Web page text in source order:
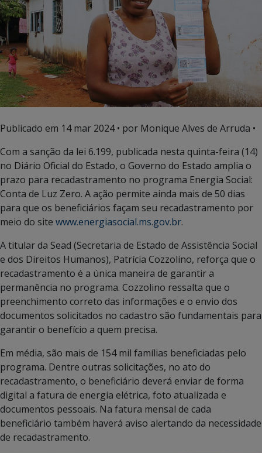
Publicado em 14 mar 2024• por Monique Alves de Arruda •
Com a sanção da lei 6.199, publicada nesta quinta-feira (14)
no Diário Oficial do Estado, o Governo do Estado amplia o
prazo para recadastramento no programa Energia Social:
Conta de Luz Zero. A ação permite ainda mais de 50 dias
para que os beneficiários façam seu recadastramento por
meio do site www.energiasocial.ms.gov.br.
A titular da Sead (Secretaria de Estado de Assistência Social
e dos Direitos Humanos), Patrícia Cozzolino, reforça que o
recadastramento é a única maneira de garantir a
permanência no programa. Cozzolino ressalta que o
preenchimento correto das informações e o envio dos
documentos solicitados no cadastro são fundamentais para
garantir o benefício a quem precisa.
Em média, são mais de 154 mil famílias beneficiadas pelo
programa. Dentre outras solicitações, no ato do
recadastramento, o beneficiário deverá enviar de forma
digital a fatura de energia elétrica, foto atualizada e
documentos pessoais. Na fatura mensal de cada
beneficiário também haverá aviso alertando da necessidade
de recadastramento.